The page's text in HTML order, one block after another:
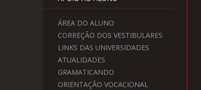
ÁREA DO ALUNO
CORREÇÃO DOS VESTIBULARES
LINKS DAS UNIVERSIDADES
ATUALIDADES
GRAMATICANDO
ORIENTAÇÃO VOCACIONAL